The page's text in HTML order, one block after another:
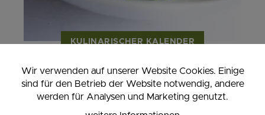
KULINARISCHER KALENDER
Wir verwenden auf unserer Website Cookies. Einige
sind für den Betrieb der Website notwendig, andere
werden für Analysen und Marketing genutzt.